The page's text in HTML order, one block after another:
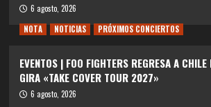
6 agosto, 2026
NOTA
NOTICIAS PRÓXIMOS CONCIERTOS
EVENTOS | FOO FIGHTERS REGRESA A
GIRA «TAKE COVER TOUR 2027»
6 agosto, 2026